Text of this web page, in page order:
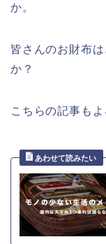
か。
皆さんのお財布
か？
こちらの記事も